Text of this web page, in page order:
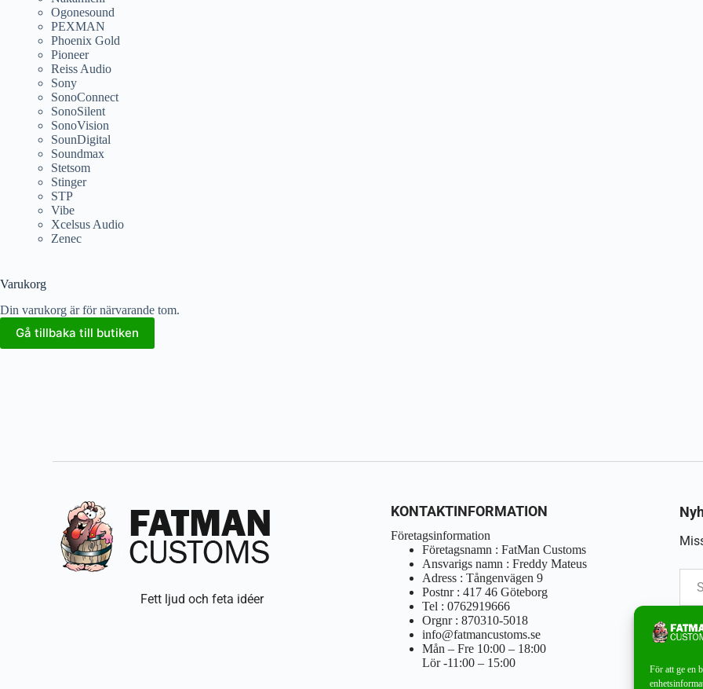
För att ge en
Ogonesound
PEXMAN
Phoenix Gold
Pioneer
Reiss Audio
Sony
SonoConnect
SonoSilent
SonoVision
SounDigital
Soundmax
Stetsom
Stinger
STP
Vibe
Xcelsus Audio
Zenec
Varukorg
Din varukorg är för närvarande tom.
Gå tillbaka till butiken
Fett ljud och feta idéer
KONTAKTINFORMATION
Företagsinformation
Företagsnamn : FatMan Customs
Ansvarigs namn : Freddy Mateus
Adress : Tångenvägen 9
Postnr : 417 46 Göteborg
Tel : 0762919666
Orgnr : 870310-5018
info@fatmancustoms.se
Mån – Fre 10:00 – 18:00
Lör -11:00 – 15:00